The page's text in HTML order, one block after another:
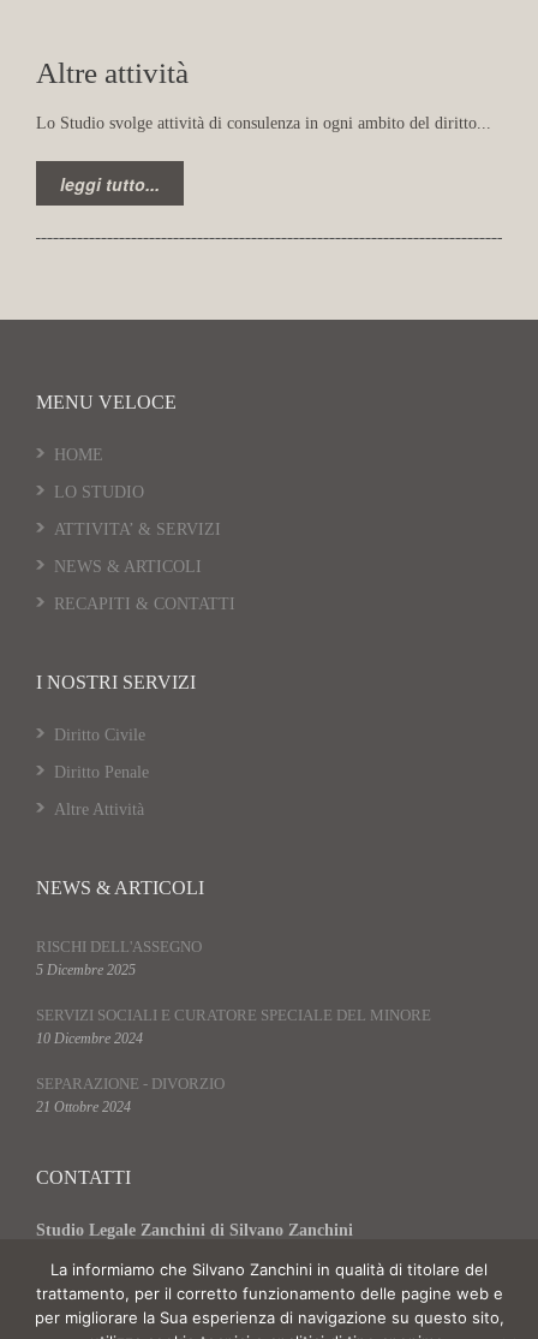
Altre attività
Lo Studio svolge attività di consulenza in ogni ambito del diritto...
leggi tutto...
MENU VELOCE
HOME
LO STUDIO
ATTIVITA’ & SERVIZI
NEWS & ARTICOLI
RECAPITI & CONTATTI
I NOSTRI SERVIZI
Diritto Civile
Diritto Penale
Altre Attività
NEWS & ARTICOLI
RISCHI DELL'ASSEGNO
5 Dicembre 2025
SERVIZI SOCIALI E CURATORE SPECIALE DEL MINORE
10 Dicembre 2024
SEPARAZIONE - DIVORZIO
21 Ottobre 2024
CONTATTI
Studio Legale Zanchini di Silvano Zanchini
Tel. 0541 921353
info@studiolegalezanchini.it
La informiamo che Silvano Zanchini in qualità di titolare del
trattamento, per il corretto funzionamento delle pagine web e
per migliorare la Sua esperienza di navigazione su questo sito,